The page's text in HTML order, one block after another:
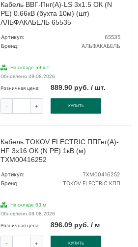
Кабель ВВГ-Пнг(А)-LS 3х1.5 ОК (N
PE) 0.66кВ (бухта 10м) (шт)
АЛЬФАКАБЕЛЬ 65535
Артикул:
65535
Бренд:
АЛЬФАКАБЕЛЬ
На складе 59 шт.
Обновлено 09.08.2026
Розничная цена: 889.90 руб. / шт.
- + КУПИТЬ
Кабель TOKOV ELECTRIC ППГнг(А)-
HF 3х16 ОК (N PE) 1кВ (м)
ТХМ00416252
Артикул:
ТХМ00416252
Бренд:
TOKOV ELECTRIC КПП
На складе 63 м
Обновлено 09.08.2026
Розничная цена: 896.09 руб. / м
- + КУПИТЬ